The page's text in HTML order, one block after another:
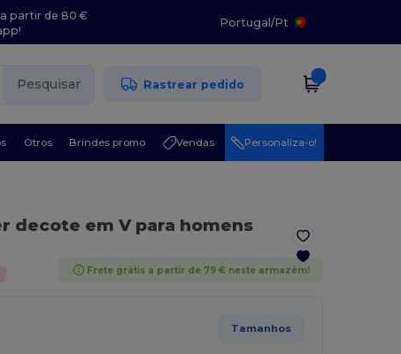
partir de 80 €
Portugal/Pt
Pesquisar Rastrear pedido
Otros Brindes promo Vendas Personaliza-o!
decote em V para homens
Frete grátis a partir de 79 € neste armazém!
Tamanhos